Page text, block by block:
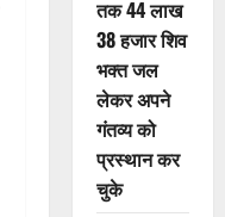
तक 44 लाख
38 हजार शिव
भक्त जल
लेकर अपने
गंतव्य को
प्रस्थान कर
चुके